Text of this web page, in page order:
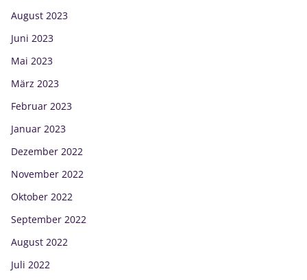
August 2023
Juni 2023
Mai 2023
März 2023
Februar 2023
Januar 2023
Dezember 2022
November 2022
Oktober 2022
September 2022
August 2022
Juli 2022